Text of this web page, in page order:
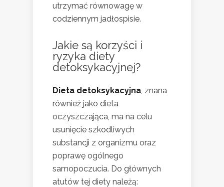
utrzymać równowagę w
codziennym jadłospisie.
Jakie są korzyści i
ryzyka diety
detoksykacyjnej?
Dieta detoksykacyjna, znana
również jako dieta
oczyszczająca, ma na celu
usunięcie szkodliwych
substancji z organizmu oraz
poprawę ogólnego
samopoczucia. Do głównych
atutów tej diety należą: